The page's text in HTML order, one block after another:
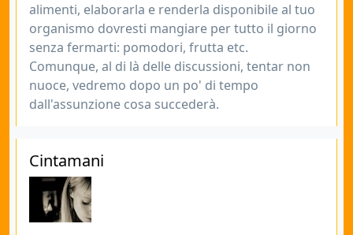
alimenti, elaborarla e renderla disponibile al tuo
organismo dovresti mangiare per tutto il giorno
senza fermarti: pomodori, frutta etc.
Comunque, al di là delle discussioni, tentar non
nuoce, vedremo dopo un po' di tempo
dall'assunzione cosa succederà.
Cintamani